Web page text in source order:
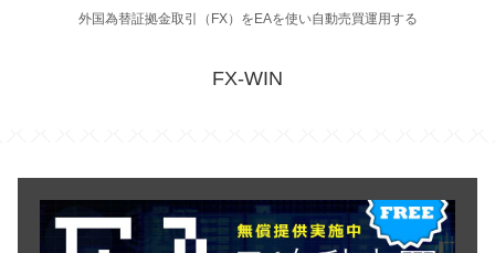
外国為替証拠金取引（FX）をEAを使い自動売買運用する
FX-WIN